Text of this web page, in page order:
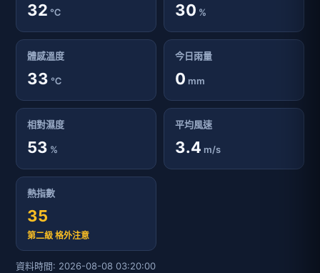
32 ℃ 30 %
體感溫度
33 ℃
今日雨量
0 mm
相對濕度
53 %
平均風速
3.4 m/s
熱指數
35
第二級 格外注意
資料時間: 2026-08-08 03:20:00